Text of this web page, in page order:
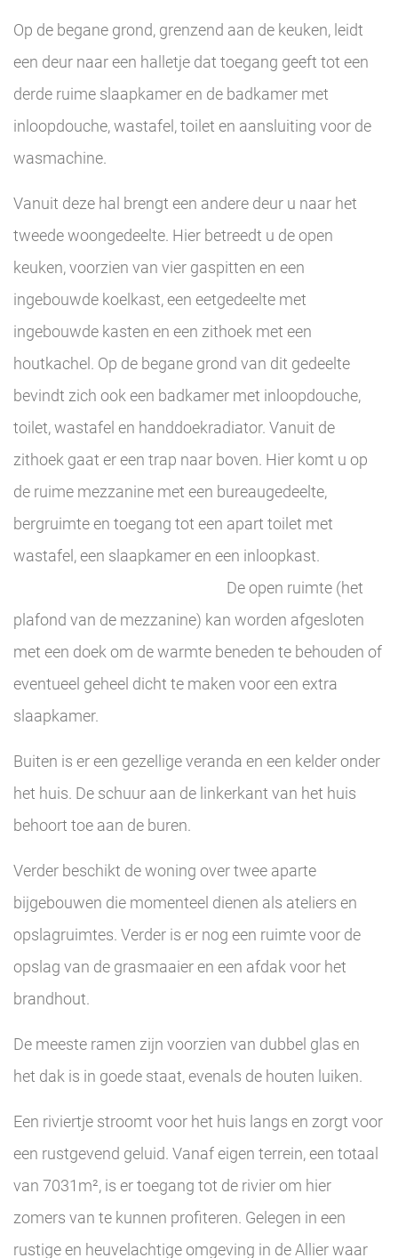
Op de begane grond, grenzend aan de keuken, leidt
een deur naar een halletje dat toegang geeft tot een
derde ruime slaapkamer en de badkamer met
inloopdouche, wastafel, toilet en aansluiting voor de
wasmachine.
Vanuit deze hal brengt een andere deur u naar het
tweede woongedeelte. Hier betreedt u de open
keuken, voorzien van vier gaspitten en een
ingebouwde koelkast, een eetgedeelte met
ingebouwde kasten en een zithoek met een
houtkachel. Op de begane grond van dit gedeelte
bevindt zich ook een badkamer met inloopdouche,
toilet, wastafel en handdoekradiator. Vanuit de
zithoek gaat er een trap naar boven. Hier komt u op
de ruime mezzanine met een bureaugedeelte,
bergruimte en toegang tot een apart toilet met
wastafel, een slaapkamer en een inloopkast.
De open ruimte (het
plafond van de mezzanine) kan worden afgesloten
met een doek om de warmte beneden te behouden of
eventueel geheel dicht te maken voor een extra
slaapkamer.
Buiten is er een gezellige veranda en een kelder onder
het huis. De schuur aan de linkerkant van het huis
behoort toe aan de buren.
Verder beschikt de woning over twee aparte
bijgebouwen die momenteel dienen als ateliers en
opslagruimtes. Verder is er nog een ruimte voor de
opslag van de grasmaaier en een afdak voor het
brandhout.
De meeste ramen zijn voorzien van dubbel glas en
het dak is in goede staat, evenals de houten luiken.
Een riviertje stroomt voor het huis langs en zorgt voor
een rustgevend geluid. Vanaf eigen terrein, een totaal
van 7031m², is er toegang tot de rivier om hier
zomers van te kunnen profiteren. Gelegen in een
rustige en heuvelachtige omgeving in de Allier waar